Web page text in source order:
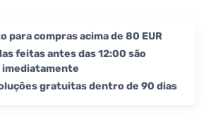
para compras acima de 80 EUR
feitas antes das 12:00 são
imediatamente
gratuitas dentro de 90 dias